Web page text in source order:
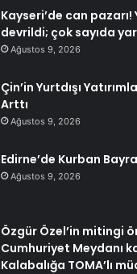
Kayseri’de can
devrildi; çok sayıda
Ağustos 9, 2026
Çin’in Yurtdışı
Arttı
Ağustos 9, 2026
Edirne’de Kurban
Ağustos 9, 2026
Özgür Özel’in mitingi
Cumhuriyet Meydanı
Kalabalığa TOMA’lı